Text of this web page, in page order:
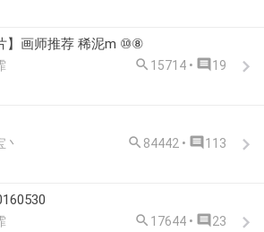
】画师推荐 稀泥m ⑩⑧
 15714 •  19
 84442 •  113
 17644 •  23